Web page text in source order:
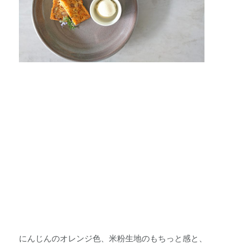
にんじんのオレンジ色、米粉生地のもちっと感と、